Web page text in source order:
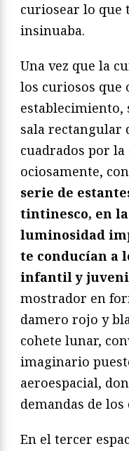
curiosear lo que
insinuaba.
Una vez que la
los curiosos que
establecimiento,
sala rectangular
cuadrados por
ociosamente,
serie de
tintinesco, en
luminosidad
te conducían a
infantil y
mostrador en
damero rojo y
cohete lunar,
imaginario
aeroespacial,
demandas de
En el tercer